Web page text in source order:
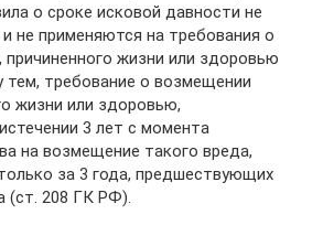
о сроке исковой давности не
не применяются на требования о
жизни или здоровью
требование о возмещении
жизни или здоровью,
3 лет с момента
на возмещение такого вреда,
за 3 года, предшествующих
(ст. 208 ГК РФ).